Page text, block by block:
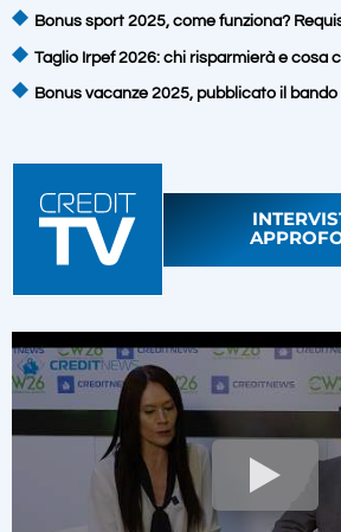
Bonus sport 2025, come funziona?
Taglio Irpef 2026: chi risparmierà e cosa
Bonus vacanze 2025, pubblicato il